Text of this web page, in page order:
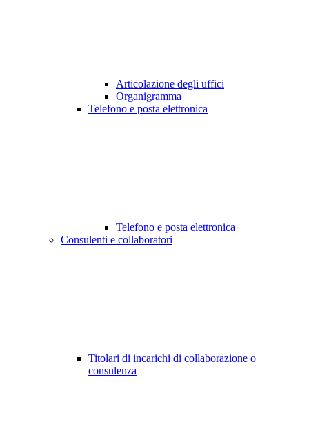
Articolazione degli uffici
Organigramma
Telefono e posta elettronica
Telefono e posta elettronica
Consulenti e collaboratori
Titolari di incarichi di collaborazione o
consulenza